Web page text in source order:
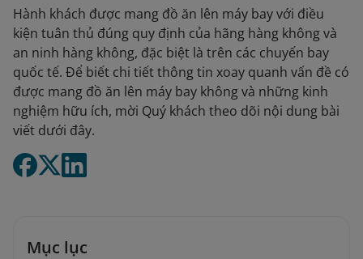
Hành khách được mang đồ ăn lên máy bay với điều
kiện tuân thủ đúng quy định của hãng hàng không và
an ninh hàng không, đặc biệt là trên các chuyến bay
quốc tế. Để biết chi tiết thông tin xoay quanh vấn đề có
được mang đồ ăn lên máy bay không và những kinh
nghiệm hữu ích, mời Quý khách theo dõi nội dung bài
viết dưới đây.
Mục lục